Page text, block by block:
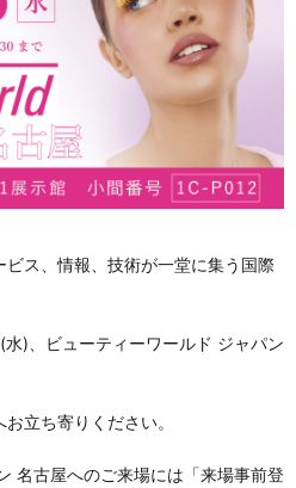
ス、情報、技術が一堂に集う国際
)、ビューティーワールド ジャパン
立ち寄りください。
名古屋へのご来場には「来場事前登